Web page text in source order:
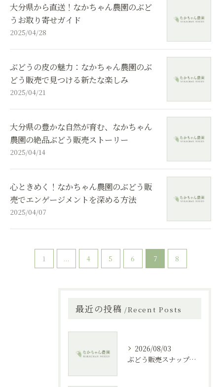
大分県から直送！なかちゃん農園のぶど
うお取り寄せガイド
2025/04/28
ぶどうの皮の魅力：なかちゃん農園のぶ
どう販売で見つける新たな楽しみ
2025/04/21
大分県の豊かな自然が育む、なかちゃん
農園の絶品ぶどう販売ストーリー
2025/04/14
心ときめく！なかちゃん農園のぶどう販
売でエンゲージメントを深める方法
2025/04/07
1 ... 4 5 6 7 8
最近の投稿 Recent Posts
2026/08/03
ぶどう販売スナップショットで最新の大分県産直情報と選び方まとめ